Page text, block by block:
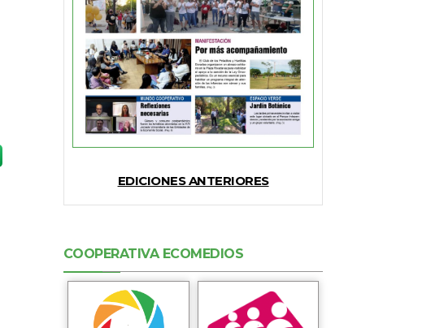
EDICIONES ANTERIORES
COOPERATIVA ECOMEDIOS